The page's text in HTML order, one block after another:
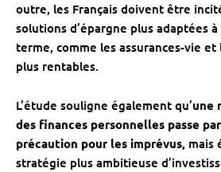
outre, les Français doivent être
solutions d’épargne plus adaptées
terme, comme les assurances-vie
plus rentables.
L’étude souligne également qu’une
des finances personnelles passe
précaution pour les imprévus, mais
stratégie plus ambitieuse